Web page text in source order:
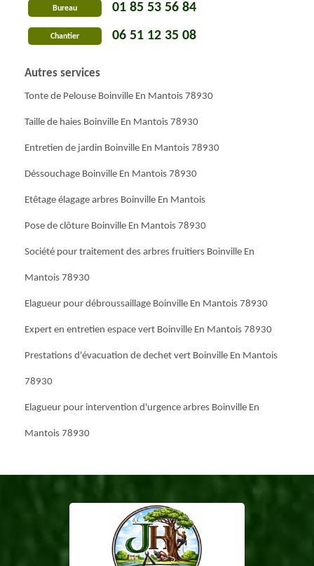
Bureau 01 85 53 56 84
Chantier 06 51 12 35 08
Autres services
Tonte de Pelouse Boinville En Mantois 78930
Taille de haies Boinville En Mantois 78930
Entretien de jardin Boinville En Mantois 78930
Déssouchage Boinville En Mantois 78930
Etêtage élagage arbres Boinville En Mantois
Pose de clôture Boinville En Mantois 78930
Société pour traitement des arbres fruitiers Boinville En
Mantois 78930
Elagueur pour débroussaillage Boinville En Mantois 78930
Expert en entretien espace vert Boinville En Mantois 78930
Prestations d'évacuation de dechet vert Boinville En Mantois
78930
Elagueur pour intervention d'urgence arbres Boinville En
Mantois 78930